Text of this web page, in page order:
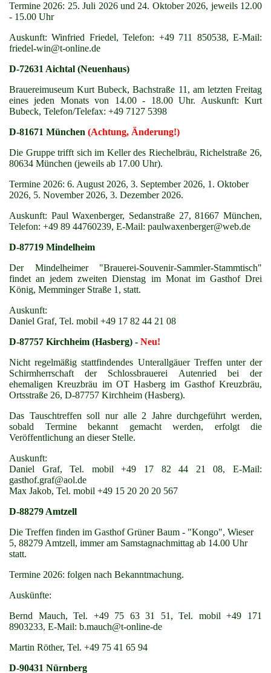
Termine 2026: 25. Juli 2026 und 24. Oktober 2026, jeweils 12.00
- 15.00 Uhr
Auskunft: Winfried Friedel, Telefon: +49 711 850538, E-Mail:
friedel-win@t-online.de
D-72631 Aichtal (Neuenhaus)
Brauereimuseum Kurt Bubeck, Bachstraße 11, am letzten Freitag
eines jeden Monats von 14.00 - 18.00 Uhr. Auskunft: Kurt
Bubeck, Telefon/Telefax: +49 7127 5398
D-81671 München (Achtung, Änderung!)
Die Gruppe trifft sich im Keller des Riechelbräu, Richelstraße 26,
80634 München (jeweils ab 17.00 Uhr).
Termine 2026: 6. August 2026, 3. September 2026, 1. Oktober
2026, 5. November 2026, 3. Dezember 2026.
Auskunft: Paul Waxenberger, Sedanstraße 27, 81667 München,
Telefon: +49 89 44760239, E-Mail: paulwaxenberger@web.de
D-87719 Mindelheim
Der Mindelheimer "Brauerei-Souvenir-Sammler-Stammtisch"
findet an jedem zweiten Dienstag im Monat im Gasthof Drei
König, Memminger Straße 1, statt.
Auskunft:
Daniel Graf, Tel. mobil +49 17 82 44 21 08
D-87757 Kirchheim (Hasberg) - Neu!
Nicht regelmäßig stattfindendes Unterallgäuer Treffen unter der
Schirmherrschaft der Schlossbrauerei Autenried bei der
ehemaligen Kreuzbräu im OT Hasberg im Gasthof Kreuzbräu,
Ortsstraße 26, D-87757 Kirchheim (Hasberg).
Das Tauschtreffen soll nur alle 2 Jahre durchgeführt werden,
sobald Termine bekannt gemacht werden, erfolgt die
Veröffentlichung an dieser Stelle.
Auskunft:
Daniel Graf, Tel. mobil +49 17 82 44 21 08, E-Mail:
gasthof.graf@aol.de
Max Jakob, Tel. mobil +49 15 20 20 20 567
D-88279 Amtzell
Die Treffen finden im Gasthof Grüner Baum - "Kongo", Wieser
5, 88279 Amtzell, immer am Samstagnachmittag ab 14.00 Uhr
statt.
Termine 2026: folgen nach Bekanntmachung.
Auskünfte:
Bernd Mauch, Tel. +49 75 63 31 51, Tel. mobil +49 171
8903233, E-Mail: b.mauch@t-online-de
Martin Röther, Tel. +49 75 41 65 94
D-90431 Nürnberg